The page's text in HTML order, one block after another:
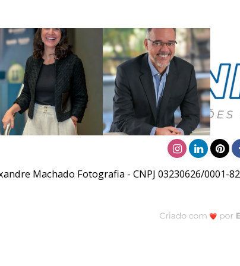
Machado Fotografia - CNPJ 03230626/0001-